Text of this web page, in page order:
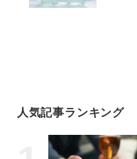
人気記事ランキング